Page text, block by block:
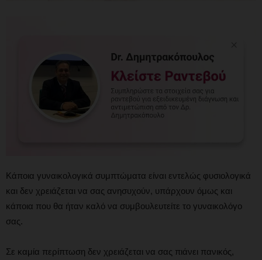
Κάποια γυναικολογικά συμπτώματα είναι εντελώς φυσιολογικά
και δεν χρειάζεται να σας ανησυχούν, υπάρχουν όμως και
κάποια που θα ήταν καλό να συμβουλευτείτε το γυναικολόγο
σας.
Σε καμία περίπτωση δεν χρειάζεται να σας πιάνει πανικός,